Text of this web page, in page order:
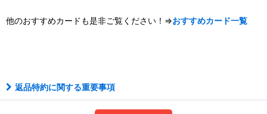
他のおすすめカードも是非ご覧ください！⇒おすすめカード一覧
返品特約に関する重要事項